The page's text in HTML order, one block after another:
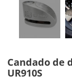
Candado de
UR910S